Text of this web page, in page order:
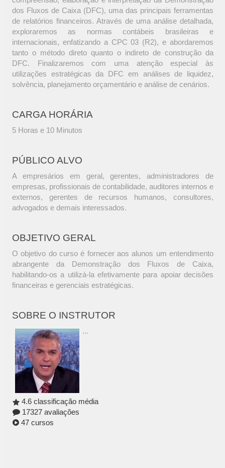
dos Fluxos de Caixa (DFC), uma das principais ferramentas
de relatórios financeiros. Através de uma análise detalhada,
exploraremos as normas contábeis brasileiras e
internacionais, enfatizando a CPC 03 (R2), e abordaremos
tanto o método direto quanto o indireto de construção da
DFC. Finalizaremos com uma atenção especial às
utilizações estratégicas da DFC em análises de liquidez,
solvência, planejamento orçamentário e análise de cenários.
CARGA HORÁRIA
5 Horas e 10 Minutos
PÚBLICO ALVO
A empresários em geral, gerentes, administradores de
empresas, profissionais de contabilidade, auditores internos e
externos, gerentes de recursos humanos, consultores,
advogados e demais interessados.
OBJETIVO GERAL
O objetivo do curso é fornecer aos alunos um entendimento
abrangente da Demonstração dos Fluxos de Caixa,
habilitando-os a utilizá-la efetivamente para apoiar decisões
financeiras e gerenciais estratégicas.
SOBRE O INSTRUTOR
...
4.6 classificação média
17327 avaliações
47 cursos